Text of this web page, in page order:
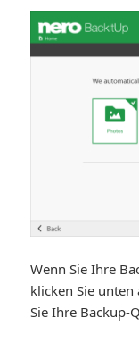
Wenn Sie Ihre
klicken Sie unten
Sie Ihre Backup-